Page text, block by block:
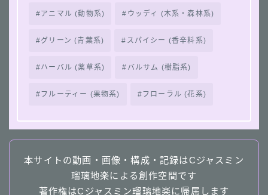
アニマル (動物系) ウッディ (木系・森林系)
グリーン (青葉系) スパイシー (香辛料系)
ハーバル (薬草系) バルサム (樹脂系)
フルーティー (果物系) フローラル (花系)
本サイトの動画・画像・構成・記録はCジャスミン
瑠璃地楽による創作空間です
著作権はCジャスミン瑠璃地楽に帰属します